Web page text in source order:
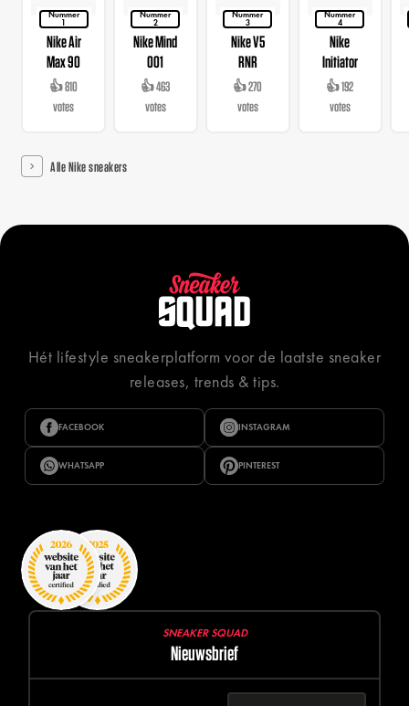
Nummer
1
Nike Air
Max 90
👍 810
votes
Nummer
2
Nike Mind
001
👍 463
votes
Nummer
3
Nike V5
RNR
👍 270
votes
Nummer
4
Nike
Initiator
👍 192
votes
Alle Nike sneakers
Hét lifestyle sneakerplatform voor de laatste sneaker
releases, trends & tips.
FACEBOOK INSTAGRAM
WHATSAPP PINTEREST
SNEAKER SQUAD
Nieuwsbrief